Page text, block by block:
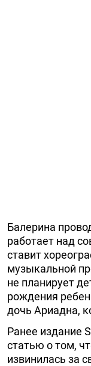
Балерина
работает над
ставит
музыкальной
не планирует
рождения
дочь Ариадна,
Ранее издание
статью о том,
извинилась за